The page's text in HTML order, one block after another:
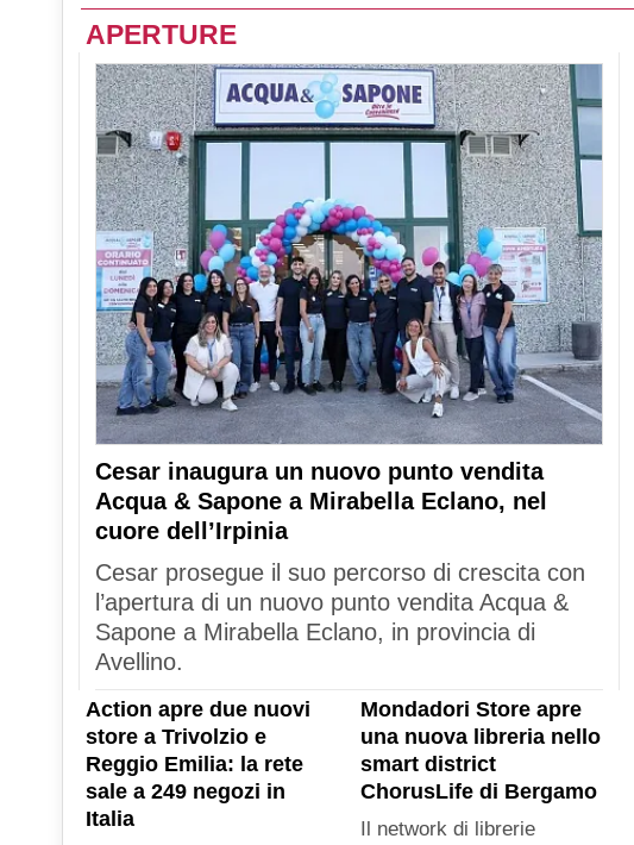
APERTURE
Cesar inaugura un nuovo punto vendita
Acqua & Sapone a Mirabella Eclano, nel
cuore dell’Irpinia
Cesar prosegue il suo percorso di crescita con
l’apertura di un nuovo punto vendita Acqua &
Sapone a Mirabella Eclano, in provincia di
Avellino.
Action apre due nuovi
store a Trivolzio e
Reggio Emilia: la rete
sale a 249 negozi in
Italia
Mondadori Store apre
una nuova libreria nello
smart district
ChorusLife di Bergamo
Il network di librerie